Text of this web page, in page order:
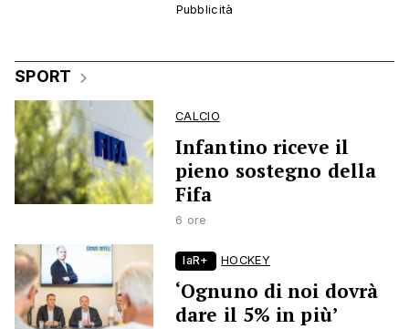
SPORT
CALCIO
Infantino riceve il
pieno sostegno della
Fifa
6 ore
laR+ HOCKEY
‘Ognuno di noi dovrà
dare il 5% in più’